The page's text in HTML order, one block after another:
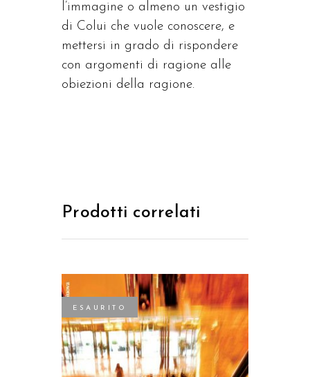
l’immagine o almeno un vestigio
di Colui che vuole conoscere, e
mettersi in grado di rispondere
con argomenti di ragione alle
obiezioni della ragione.
Prodotti correlati
ESAURITO